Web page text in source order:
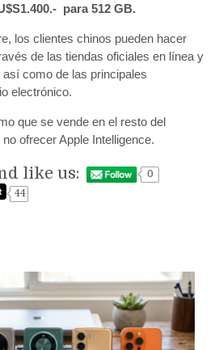
para 512 GB.
los clientes chinos pueden hacer
de las tiendas oficiales en línea y
como de las principales
electrónico.
que se vende en el resto del
ofrecer Apple Intelligence.
like us:
0
44